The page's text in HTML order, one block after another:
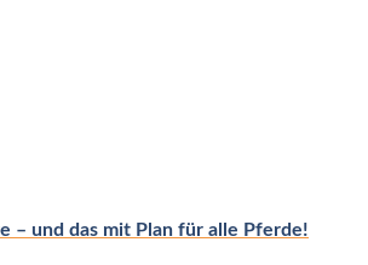
– und das mit Plan für alle Pferde!